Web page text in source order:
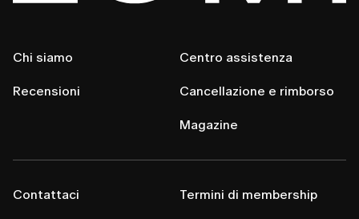
Chi siamo
Recensioni
Centro assistenza
Cancellazione e rimborso
Magazine
Contattaci Termini di membership